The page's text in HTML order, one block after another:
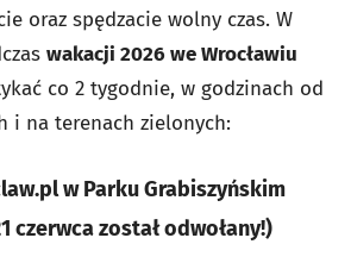
oraz spędzacie wolny czas. W
wakacji 2026 we Wrocławiu
co 2 tygodnie, w godzinach od
i na terenach zielonych:
w Parku Grabiszyńskim
czerwca został odwołany!)